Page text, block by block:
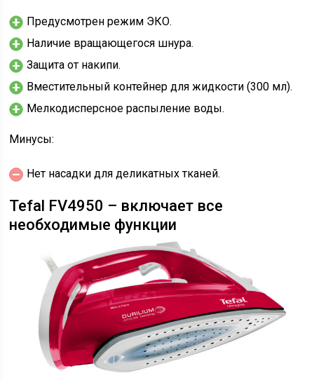
Предусмотрен режим ЭКО.
Наличие вращающегося шнура.
Защита от накипи.
Вместительный контейнер для жидкости (300 мл).
Мелкодисперсное распыление воды.
Минусы:
Нет насадки для деликатных тканей.
Tefal FV4950 – включает все
необходимые функции